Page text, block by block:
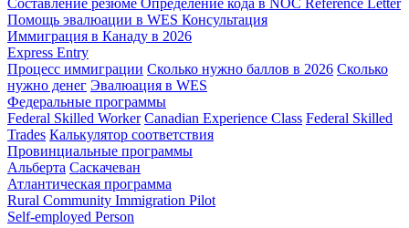
Помощь эвалюации в WES Консультация
Иммиграция в Канаду в 2026
Express Entry
Процесс иммиграции Сколько нужно баллов в 2026 Сколько
нужно денег Эвалюация в WES
Федеральные программы
Federal Skilled Worker Canadian Experience Class Federal Skilled
Trades Калькулятор соответствия
Провинциальные программы
Альберта Саскачеван
Атлантическая программа
Rural Community Immigration Pilot
Self-employed Person